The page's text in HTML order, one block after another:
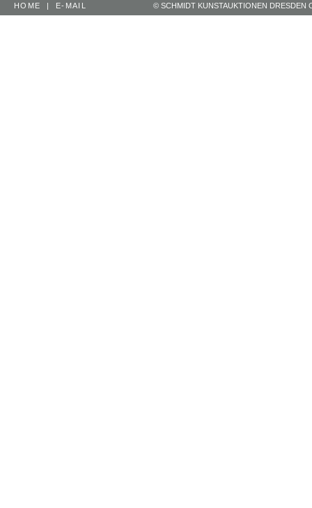
HOME | E-MAIL © SCHMIDT KUNSTAUKTIONEN DRESDEN